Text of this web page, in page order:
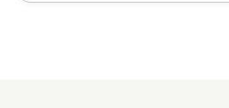
LG-GOLDSTAR